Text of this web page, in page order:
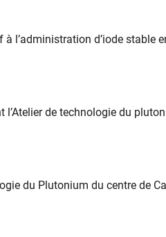
l’administration d’iode stable
de technologie du
du Plutonium du centre de